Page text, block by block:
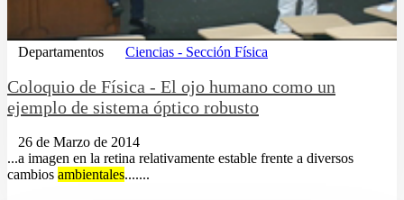
Departamentos Ciencias - Sección Física
Coloquio de Física - El ojo humano como un
ejemplo de sistema óptico robusto
26 de Marzo de 2014
...a imagen en la retina relativamente estable frente a diversos
cambios ambientales.......